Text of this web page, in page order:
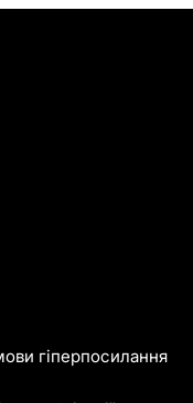
гіперпосилання